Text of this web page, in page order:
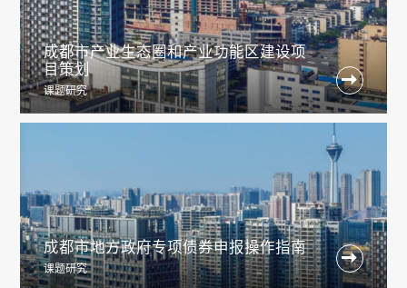
成都市产业生态圈和产业功能区建设项
目策划
课题研究

成都市地方政府专项债券申报操作指南
课题研究
